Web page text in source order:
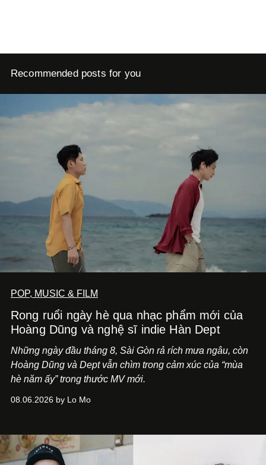
Recommended posts for you
POP, MUSIC & FILM
Rong ruổi ngày hè qua nhạc phẩm mới của
Hoàng Dũng và nghệ sĩ indie Hàn Dept
Những ngày đầu tháng 8, Sài Gòn rả rích mưa ngâu, còn
Hoàng Dũng và Dept vẫn chìm trong cảm xúc của “mùa
hè năm ấy” trong thước MV mới.
08.06.2026 by Lo Mo